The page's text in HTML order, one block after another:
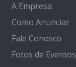
A Empresa
Como Anunciar
Fale Conosco
Fotos de Eventos